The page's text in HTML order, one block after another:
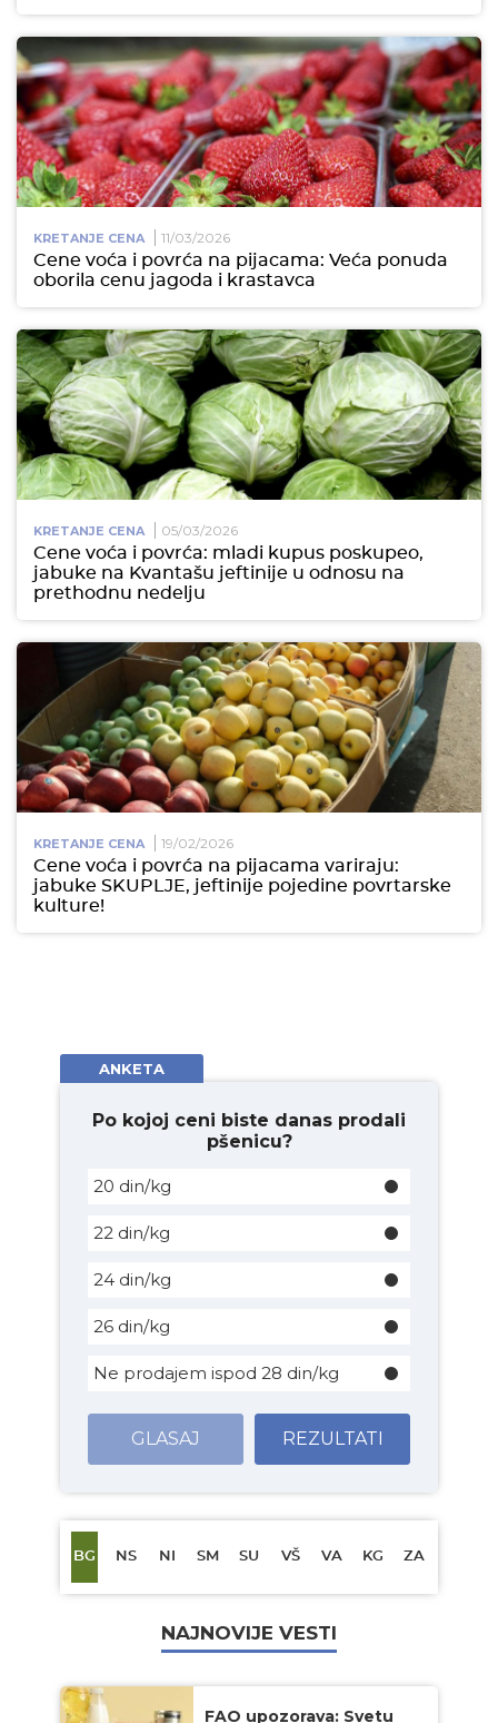
KRETANJE CENA 11/03/2026
Cene voća i povrća na pijacama: Veća ponuda
oborila cenu jagoda i krastavca
KRETANJE CENA 05/03/2026
Cene voća i povrća: mladi kupus poskupeo,
jabuke na Kvantašu jeftinije u odnosu na
prethodnu nedelju
KRETANJE CENA 19/02/2026
Cene voća i povrća na pijacama variraju:
jabuke SKUPLJE, jeftinije pojedine povrtarske
kulture!
ANKETA
Po kojoj ceni biste danas prodali
pšenicu?
20 din/kg
22 din/kg
24 din/kg
26 din/kg
Ne prodajem ispod 28 din/kg
GLASAJ REZULTATI
BG NS NI SM SU VŠ VA KG ZA
NAJNOVIJE VESTI
FAO upozorava: Svetu